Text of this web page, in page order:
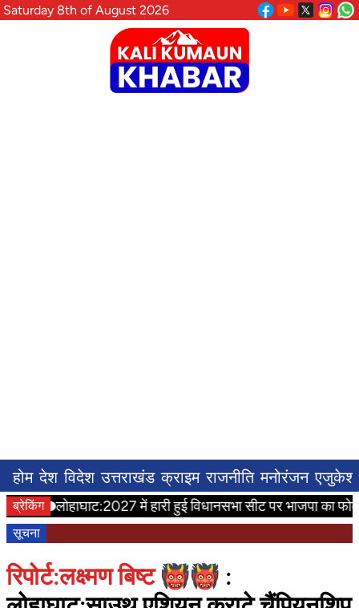
Saturday 8th of August 2026
होम देश विदेश उत्तराखंड क्राइम राजनीति मनोरंजन
ब्रेकिंग
लोहाघाट:2027 में हारी हुई विधानसभा सीट पर भाजपा का फोकस।
सूचना
रिपोर्ट:लक्ष्मण बिष्ट 👹👹 :